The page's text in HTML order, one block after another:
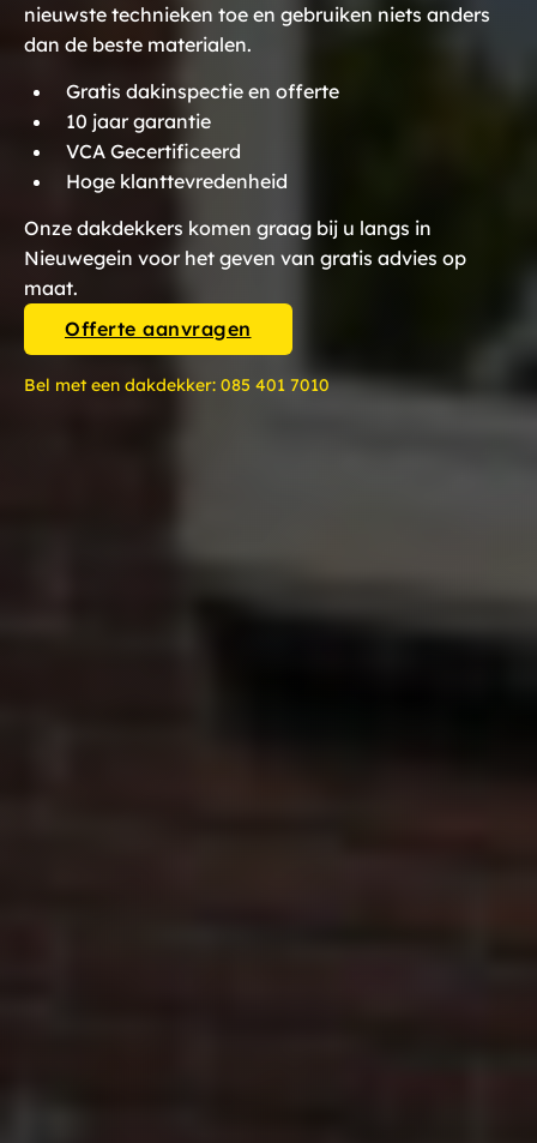
nieuwste technieken toe en gebruiken niets anders
dan de beste materialen.
Gratis dakinspectie en offerte
10 jaar garantie
VCA Gecertificeerd
Hoge klanttevredenheid
Onze dakdekkers komen graag bij u langs in
Nieuwegein voor het geven van gratis advies op
maat.
Offerte aanvragen
Bel met een dakdekker: 085 401 7010